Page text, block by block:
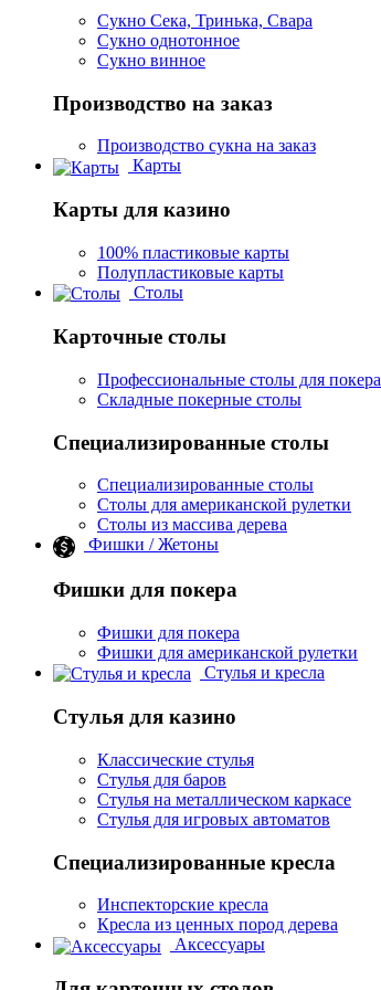
Сукно Сека, Тринька, Свара
Сукно однотонное
Сукно винное
Производство на заказ
Производство сукна на заказ
Карты
Карты для казино
100% пластиковые карты
Полупластиковые карты
Столы
Карточные столы
Профессиональные столы для покера
Складные покерные столы
Специализированные столы
Специализированные столы
Столы для американской рулетки
Столы из массива дерева
Фишки / Жетоны
Фишки для покера
Фишки для покера
Фишки для американской рулетки
Стулья и кресла
Стулья для казино
Классические стулья
Стулья для баров
Стулья на металлическом каркасе
Стулья для игровых автоматов
Специализированные кресла
Инспекторские кресла
Кресла из ценных пород дерева
Аксессуары